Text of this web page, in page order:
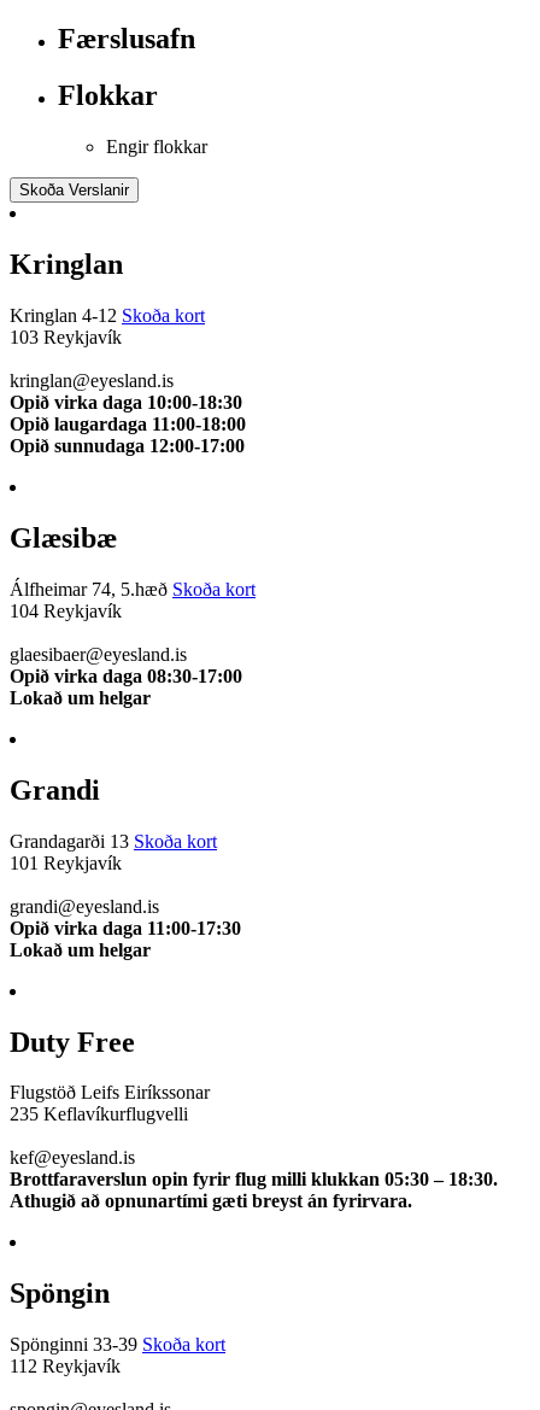
Færslusafn
Flokkar
Engir flokkar
Skoða Verslanir
Kringlan
Kringlan 4-12 Skoða kort
103 Reykjavík
kringlan@eyesland.is
Opið virka daga 10:00-18:30
Opið laugardaga 11:00-18:00
Opið sunnudaga 12:00-17:00
Glæsibæ
Álfheimar 74, 5.hæð Skoða kort
104 Reykjavík
glaesibaer@eyesland.is
Opið virka daga 08:30-17:00
Lokað um helgar
Grandi
Grandagarði 13 Skoða kort
101 Reykjavík
grandi@eyesland.is
Opið virka daga 11:00-17:30
Lokað um helgar
Duty Free
Flugstöð Leifs Eiríkssonar
235 Keflavíkurflugvelli
kef@eyesland.is
Brottfaraverslun opin fyrir flug milli klukkan 05:30 – 18:30.
Athugið að opnunartími gæti breyst án fyrirvara.
Spöngin
Spönginni 33-39 Skoða kort
112 Reykjavík